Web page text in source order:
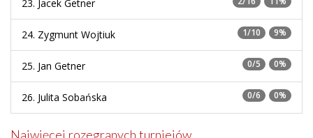
23. Jacek Getner
24. Zygmunt Wojtiuk 9%
1/10
25. Jan Getner 0%
0/5
26. Julita Sobańska 0%
0/6
Najwięcej rozegranych turniejów